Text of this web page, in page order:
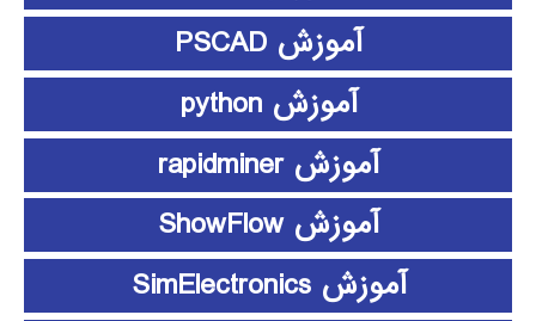
آموزش PSCAD
آموزش python
آموزش rapidminer
آموزش ShowFlow
آموزش SimElectronics